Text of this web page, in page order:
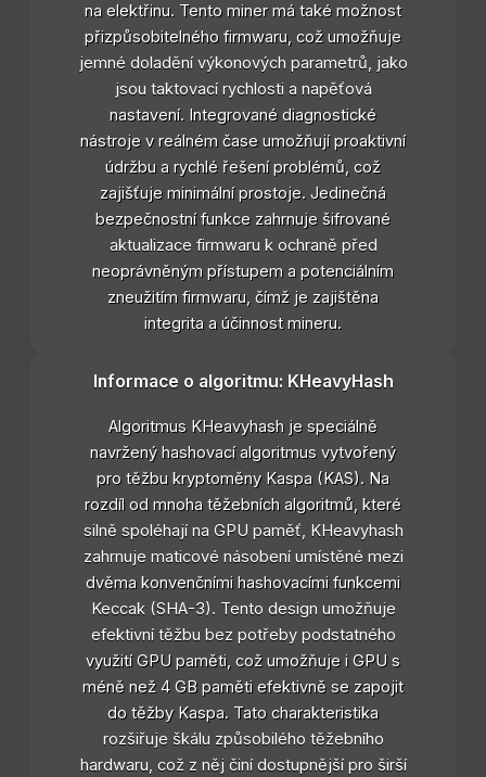
na elektřinu. Tento miner má také možnost
přizpůsobitelného firmwaru, což umožňuje
jemné doladění výkonových parametrů, jako
jsou taktovací rychlosti a napěťová
nastavení. Integrované diagnostické
nástroje v reálném čase umožňují proaktivní
údržbu a rychlé řešení problémů, což
zajišťuje minimální prostoje. Jedinečná
bezpečnostní funkce zahrnuje šifrované
aktualizace firmwaru k ochraně před
neoprávněným přístupem a potenciálním
zneužitím firmwaru, čímž je zajištěna
integrita a účinnost mineru.
Informace o algoritmu: KHeavyHash
Algoritmus KHeavyhash je speciálně
navržený hashovací algoritmus vytvořený
pro těžbu kryptoměny Kaspa (KAS). Na
rozdíl od mnoha těžebních algoritmů, které
silně spoléhají na GPU paměť, KHeavyhash
zahrnuje maticové násobení umístěné mezi
dvěma konvenčními hashovacími funkcemi
Keccak (SHA-3). Tento design umožňuje
efektivní těžbu bez potřeby podstatného
využití GPU paměti, což umožňuje i GPU s
méně než 4 GB paměti efektivně se zapojit
do těžby Kaspa. Tato charakteristika
rozšiřuje škálu způsobilého těžebního
hardwaru, což z něj činí dostupnější pro širší